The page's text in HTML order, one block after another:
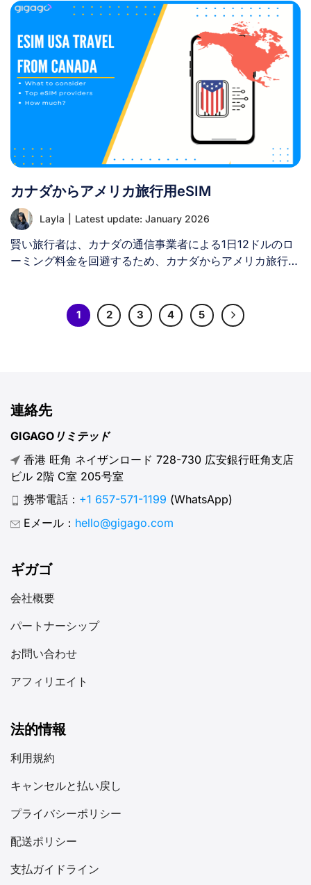
カナダからアメリカ旅行用eSIM
Layla Latest update: January 2026
賢い旅行者は、カナダの通信事業者による1日12ドルのロ
ーミング料金を回避するため、カナダからアメリカ旅行に
ン、そして信頼性の高い米国ネットワークカバレッジを提
供します。物理的なSIMカードを交換することなく、現地
なくし、ローミング料金を節約できるため、アメリカへ旅
て手頃な価格の米国データを利用しながら、通話やテキス
トメッセージ用にカナダの電話番号を有効に保てます。出
発前にQRコードでインストールするだけで、国境を越え
た瞬間に即座に接続可能になります。 II. 米国eSIM選択前
に考慮すべき点 米国eSIMは物理SIMカード不要のデジタ
ルモバイルサービスです。カナダから米国への旅行用に購
認。お使いの端末がeSIM技術に対応し、キャリアロック
解除されている必要があります。端末設定の「携帯電話」
または「モバイルネットワーク」でeSIM対応を確認して
解除を依頼してください。 通信エリアとデータ容量 米国
クで利用可能です。活動内容に応じたデータ使用量を計画
しましょう。基本的なウェブ閲覧やメッセージングなら月
ださい。 費用と機能。米国eSIMの価格は、データ量と利
ランにはホットスポット経由のデータ共有が含まれてお
り、ノートパソコンやタブレットの接続が可能です。ニー
ズに合った最良のプランを見つけるため、各プロバイダー
の価格を比較してください。 III. 米国旅行向けトップeSIM
様々なeSIMオプションがありますが、カナダから米国へ
向かう方にとってGigagoは特に優れた選択肢です。わず
か1.90ドルから利用できるGigagoの米国向けeSIMプラン
1 2 3 4 5
連絡先
GIGAGOリミテッド
香港 旺角 ネイザンロード 728-730 広安銀行旺角支店
ビル 2階 C室 205号室
携帯電話： +1 657-571-1199 (WhatsApp)
Eメール： hello@gigago.com
ギガゴ
会社概要
パートナーシップ
お問い合わせ
アフィリエイト
法的情報
利用規約
キャンセルと払い戻し
プライバシーポリシー
配送ポリシー
支払ガイドライン